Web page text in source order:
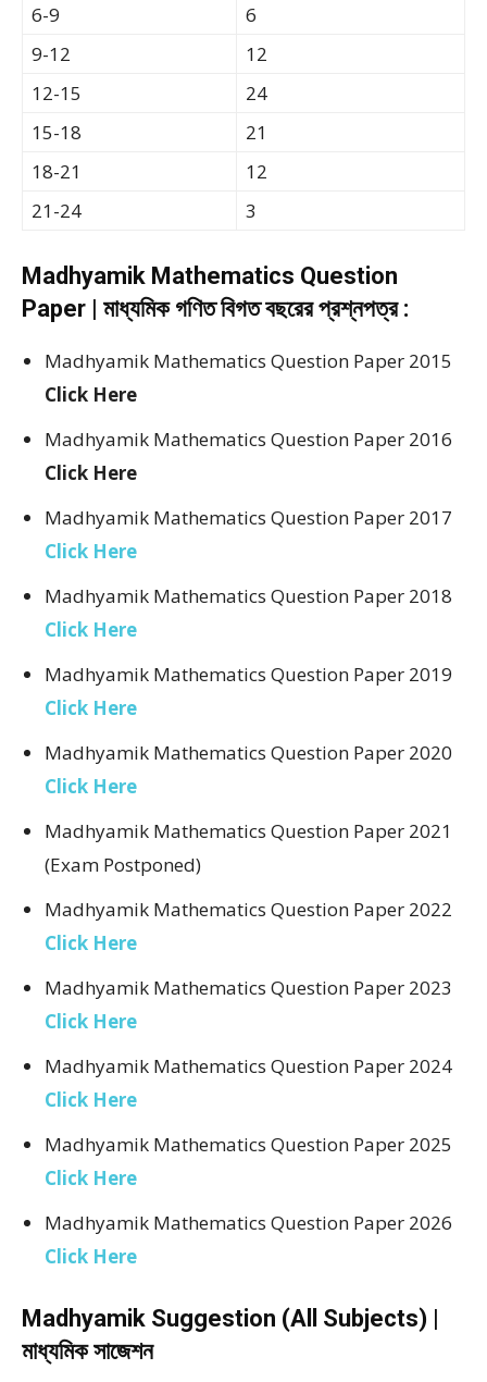
6-9
6
9-12
12
12-15
24
15-18
21
18-21
12
21-24
3
Madhyamik Mathematics Question
Paper | মাধ্যমিক গণিত বিগত বছরের প্রশ্নপত্র :
Madhyamik Mathematics Question Paper 2015
Click Here
Madhyamik Mathematics Question Paper 2016
Click Here
Madhyamik Mathematics Question Paper 2017
Click Here
Madhyamik Mathematics Question Paper 2018
Click Here
Madhyamik Mathematics Question Paper 2019
Click Here
Madhyamik Mathematics Question Paper 2020
Click Here
Madhyamik Mathematics Question Paper 2021
(Exam Postponed)
Madhyamik Mathematics Question Paper 2022
Click Here
Madhyamik Mathematics Question Paper 2023
Click Here
Madhyamik Mathematics Question Paper 2024
Click Here
Madhyamik Mathematics Question Paper 2025
Click Here
Madhyamik Mathematics Question Paper 2026
Click Here
Madhyamik Suggestion (All Subjects) |
মাধ্যমিক সাজেশন